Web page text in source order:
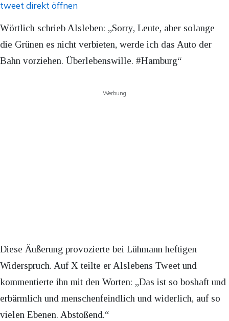
tweet direkt öffnen
Wörtlich schrieb Alsleben: „Sorry, Leute, aber solange
die Grünen es nicht verbieten, werde ich das Auto der
Bahn vorziehen. Überlebenswille. #Hamburg“
Werbung
Diese Äußerung provozierte bei Lühmann heftigen
Widerspruch. Auf X teilte er Alslebens Tweet und
kommentierte ihn mit den Worten: „Das ist so boshaft und
erbärmlich und menschenfeindlich und widerlich, auf so
vielen Ebenen. Abstoßend.“